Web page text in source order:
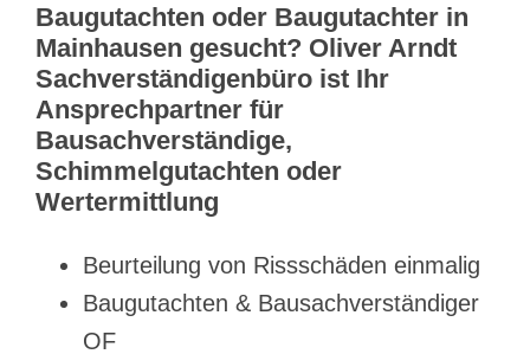
Baugutachten oder Baugutachter in
Mainhausen gesucht? Oliver Arndt
Sachverständigenbüro ist Ihr
Ansprechpartner für
Bausachverständige,
Schimmelgutachten oder
Wertermittlung
Beurteilung von Rissschäden einmalig
Baugutachten & Bausachverständiger
OF